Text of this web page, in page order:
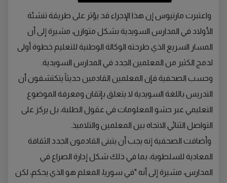
واعتبرت مارتيوس إن هذا الإجراء قد يؤثر على طريقة تنشئة
الأولاد في المدارس السويدية بشكل متوازن، مشيرة إلى أن
المسار السريع الذي طرحته الوكالة الوطنية للتعليم خطوة أولى
لدمج الكثير من المعلمين الجدد في المدارس السويدية.
وحسب الصحفية فإن المعلمين القادمين حديثاً يتكتشفون أن
التدريس باللغة السويدية لا يتعلق بإتقان ومعرفة الموضوع
التعليمي عبر حشو المعلومات في عقول الطلبة، بل يركز على
التواصل الثنائي الاتجاه بين المعلمين والتلاميذ.
وأضافت الصحفية إنه يجب أن يتبنى القادمون الجدد الثقافة
المعادية للسلطوية، بما في ذلك شكل إدارة الصراع في
المدارس، مشيرة إلى أنه "في سوريا، المعلم هو الذي يحكم، لكن